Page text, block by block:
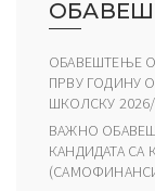
ОБАВЕШТЕЊЕ
ПРВУ ГОДИНУ
ШКОЛСКУ
ВАЖНО
КАНДИДАТА СА